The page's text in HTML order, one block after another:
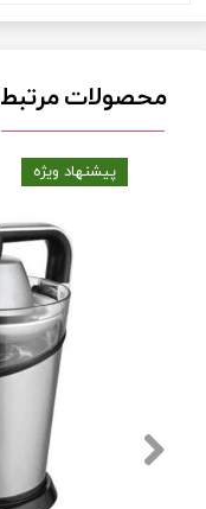
محصولات مرتبط
پیشنهاد ویژه